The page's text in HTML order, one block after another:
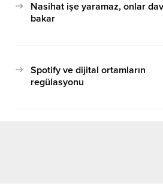
Nasihat işe yaramaz, onlar
bakar
Spotify ve dijital ortamların
regülasyonu